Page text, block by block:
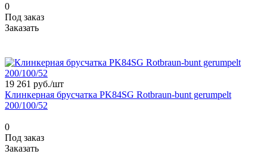
0
Под заказ
Заказать
19 261 руб./шт
Клинкерная брусчатка PK84SG Rotbraun-bunt gerumpelt
200/100/52
0
Под заказ
Заказать